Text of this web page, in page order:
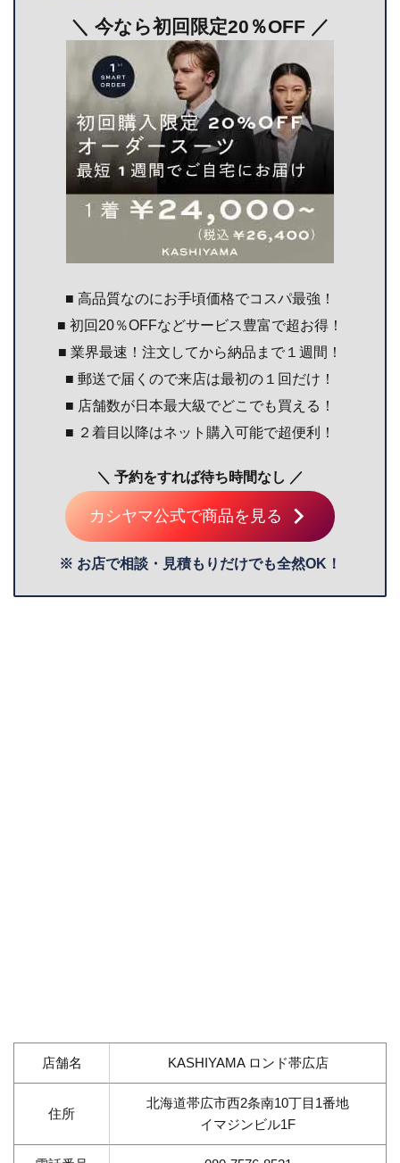
＼ 今なら初回限定20％OFF ／
■ 高品質なのにお手頃価格でコスパ最強！
■ 初回20％OFFなどサービス豊富で超お得！
■ 業界最速！注文してから納品まで１週間！
■ 郵送で届くので来店は最初の１回だけ！
■ 店舗数が日本最大級でどこでも買える！
■ ２着目以降はネット購入可能で超便利！
＼ 予約をすれば待ち時間なし ／
カシヤマ公式で商品を見る
※ お店で相談・見積もりだけでも全然OK！
店舗名 KASHIYAMA ロンド帯広店
住所
北海道帯広市西2条南10丁目1番地
イマジンビル1F